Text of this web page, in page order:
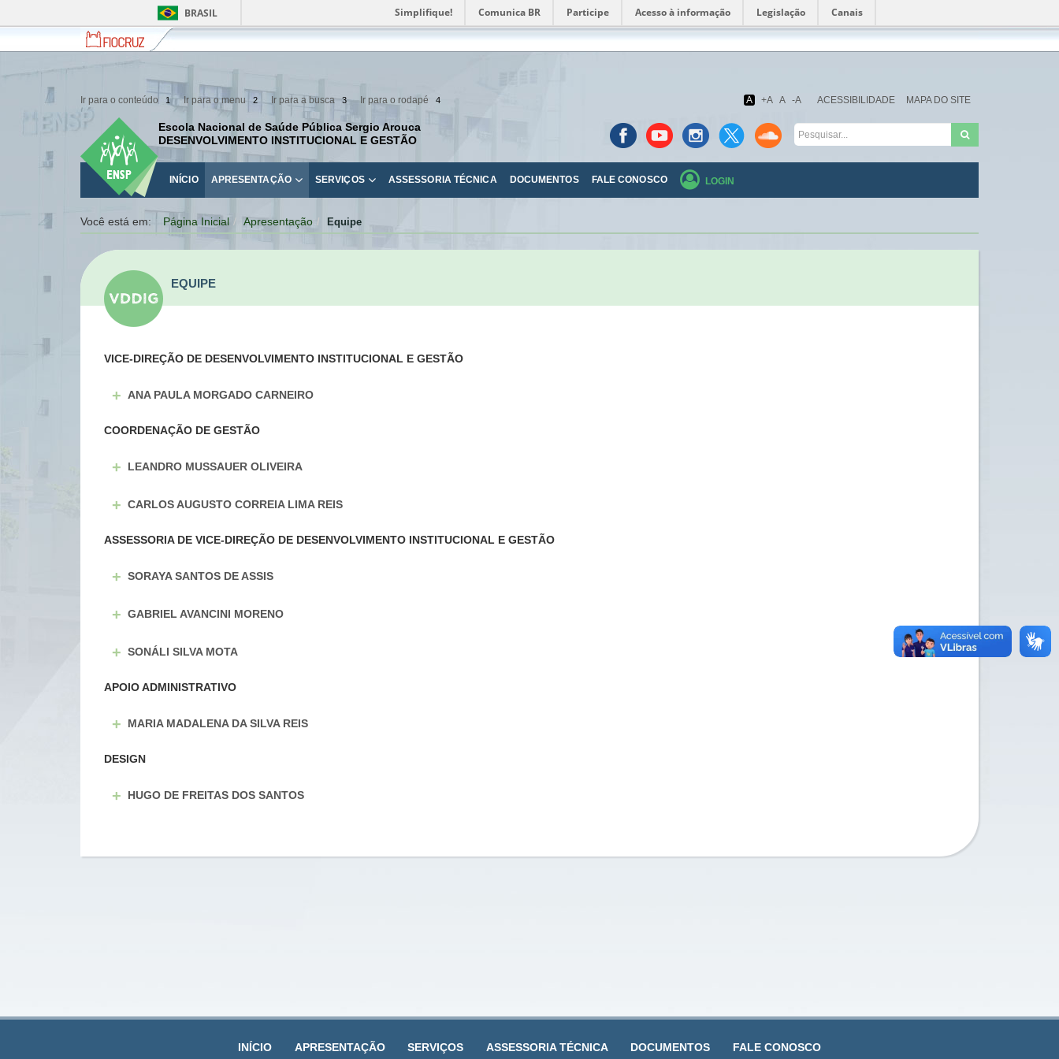
BRASIL Simplifique! Comunica BR Participe Acesso à informação Legislação Canais
Fiocruz
Fale
com
Fiocruz
Fundação
Oswaldo
Ir para o conteúdo 1 Ir para o menu 2 Ir para a busca 3 Ir para o rodapé 4 A +A A -A ACESSIBILIDADE MAPA DO SITE
Escola Nacional de Saúde Pública Sergio Arouca
DESENVOLVIMENTO INSTITUCIONAL E GESTÃO
INÍCIO APRESENTAÇÃO SERVIÇOS ASSESSORIA TÉCNICA DOCUMENTOS FALE CONOSCO LOGIN
Você está em: Página Inicial Apresentação Equipe
EQUIPE
VICE-DIREÇÃO DE DESENVOLVIMENTO INSTITUCIONAL E GESTÃO
+ ANA PAULA MORGADO CARNEIRO
COORDENAÇÃO DE GESTÃO
+ LEANDRO MUSSAUER OLIVEIRA
+ CARLOS AUGUSTO CORREIA LIMA REIS
ASSESSORIA DE VICE-DIREÇÃO DE DESENVOLVIMENTO INSTITUCIONAL E GESTÃO
+ SORAYA SANTOS DE ASSIS
+ GABRIEL AVANCINI MORENO
+ SONÁLI SILVA MOTA
APOIO ADMINISTRATIVO
+ MARIA MADALENA DA SILVA REIS
DESIGN
+ HUGO DE FREITAS DOS SANTOS
INÍCIO APRESENTAÇÃO SERVIÇOS ASSESSORIA TÉCNICA DOCUMENTOS FALE CONOSCO